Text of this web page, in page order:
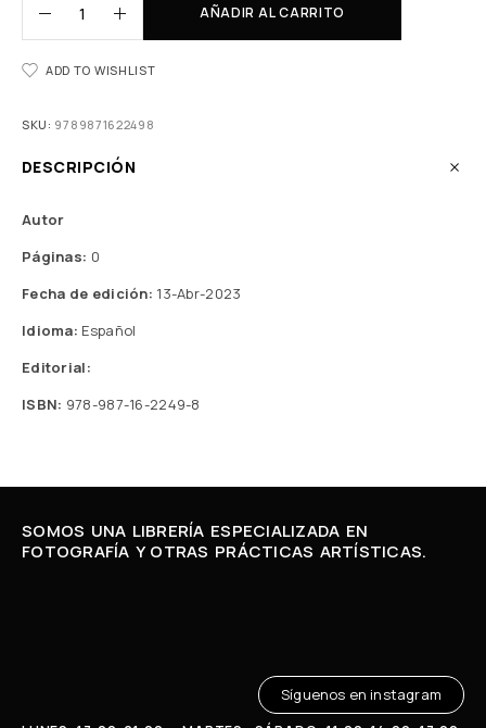
AÑADIR AL CARRITO
ADD TO WISHLIST
SKU: 9789871622498
DESCRIPCIÓN
Autor
Páginas: 0
Fecha de edición: 13-Abr-2023
Idioma: Español
Editorial:
ISBN: 978-987-16-2249-8
SOMOS UNA LIBRERÍA ESPECIALIZADA EN
FOTOGRAFÍA Y OTRAS PRÁCTICAS ARTÍSTICAS.
Síguenos en instagram